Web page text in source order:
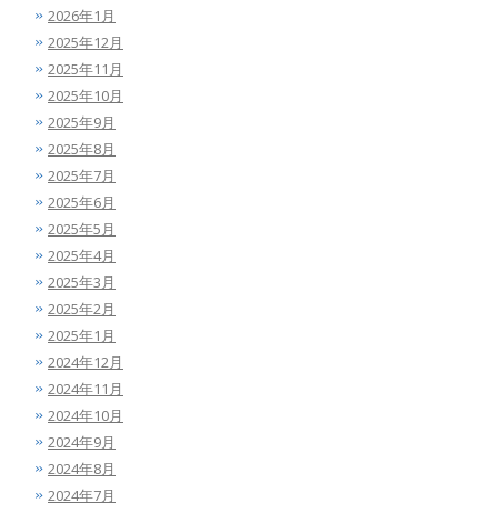
2026年1月
2025年12月
2025年11月
2025年10月
2025年9月
2025年8月
2025年7月
2025年6月
2025年5月
2025年4月
2025年3月
2025年2月
2025年1月
2024年12月
2024年11月
2024年10月
2024年9月
2024年8月
2024年7月